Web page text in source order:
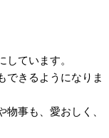
ています。
できるようになりま
事も、愛おしく、